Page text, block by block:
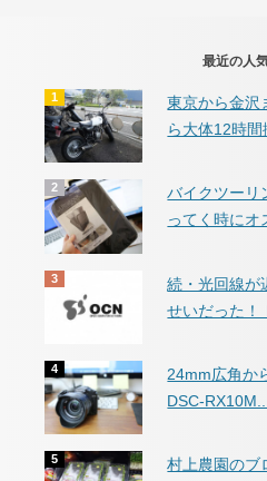
最近の人
東京から金沢
ら大体12時間
バイクツーリ
ってく時にオ
続・光回線が
せいだった！
24mm広角か
DSC-RX10M...
村上農園のブ